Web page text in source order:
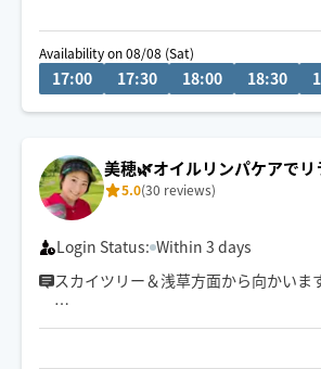
最終受付20:30〜
い。
Availability on 08/08 (Sat)
17:00 17:30 18:00 18:30
美穂🌿オイルリンパケアでリ
5.0(30 reviews)
Login Status: Within 3 days
スカイツリー＆浅草方面から向かいま
ゆったりじっくり流すオイルリンパも